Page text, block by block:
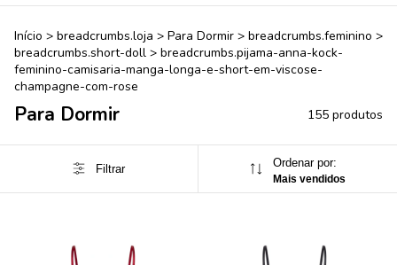
Início > breadcrumbs.loja > Para Dormir > breadcrumbs.feminino >
breadcrumbs.short-doll > breadcrumbs.pijama-anna-kock-
feminino-camisaria-manga-longa-e-short-em-viscose-
champagne-com-rose
Para Dormir 155 produtos
Filtrar Ordenar por:
Mais vendidos